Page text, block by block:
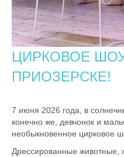
ЦИРКОВОЕ
ПРИОЗЕРСКЕ!
7 июня 2026 года, в
конечно же, девчонок и
необыкновенное цирковое
Дрессированные животные,